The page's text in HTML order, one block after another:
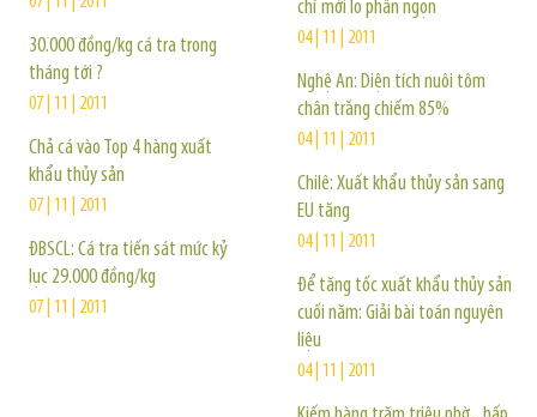
30.000 đồng/kg cá tra trong
tháng tới ?
07 | 11 | 2011
Chả cá vào Top 4 hàng xuất
khẩu thủy sản
07 | 11 | 2011
ĐBSCL: Cá tra tiến sát mức kỷ
lục 29.000 đồng/kg
07 | 11 | 2011
chỉ mới lo phần ngọn
04 | 11 | 2011
Nghệ An: Diện tích nuôi tôm
chân trắng chiếm 85%
04 | 11 | 2011
Chilê: Xuất khẩu thủy sản sang
EU tăng
04 | 11 | 2011
Để tăng tốc xuất khẩu thủy sản
cuối năm: Giải bài toán nguyên
liệu
04 | 11 | 2011